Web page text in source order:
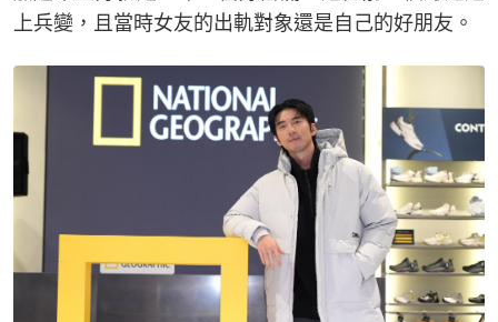
上兵變，且當時女友的出軌對象還是自己的好朋友。